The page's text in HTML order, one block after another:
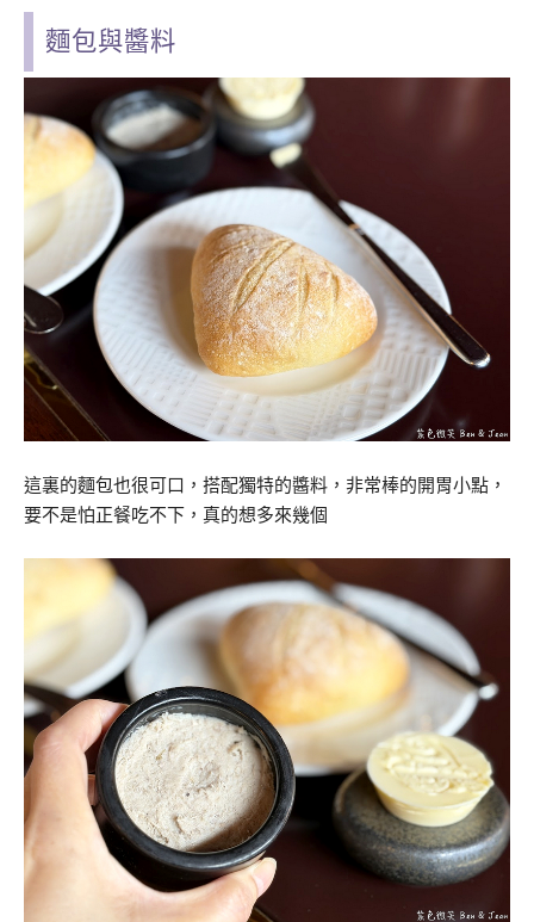
麵包與醬料
這裏的麵包也很可口，搭配獨特的醬料，非常棒的開胃小點，
要不是怕正餐吃不下，真的想多來幾個